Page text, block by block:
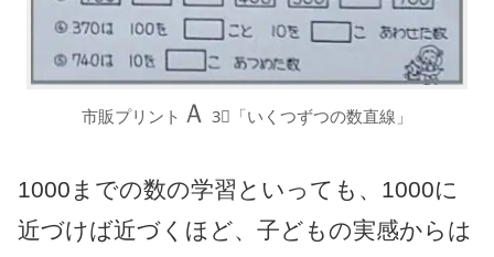
市販プリント Ａ 3⃣「いくつずつの数直線」
1000までの数の学習といっても、1000に
近づけば近づくほど、子どもの実感からは